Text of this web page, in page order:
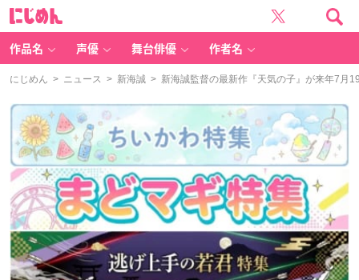
作品名 声優 舞台俳優 作者名
にじめん > ニュース > 新海誠 > 新海誠監督の最新作『天気の子』が来年7月